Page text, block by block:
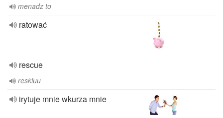
menadz to
ratować
rescue
reskiuu
irytuje mnie wkurza mnie